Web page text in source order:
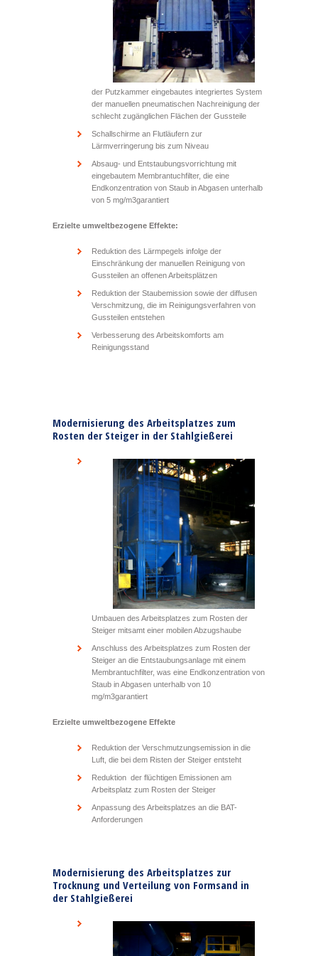
der Putzkammer eingebautes integriertes System
der manuellen pneumatischen Nachreinigung der
schlecht zugänglichen Flächen der Gussteile
Schallschirme an Flutläufern zur
Lärmverringerung bis zum Niveau
Absaug- und Entstaubungsvorrichtung mit
eingebautem Membrantuchfilter, die eine
Endkonzentration von Staub in Abgasen unterhalb
von 5 mg/m3garantiert
Erzielte umweltbezogene Effekte:
Reduktion des Lärmpegels infolge der
Einschränkung der manuellen Reinigung von
Gussteilen an offenen Arbeitsplätzen
Reduktion der Staubemission sowie der diffusen
Verschmitzung, die im Reinigungsverfahren von
Gussteilen entstehen
Verbesserung des Arbeitskomforts am
Reinigungsstand
Modernisierung des Arbeitsplatzes zum
Rosten der Steiger in der Stahlgießerei
Umbauen des Arbeitsplatzes zum Rosten der
Steiger mitsamt einer mobilen Abzugshaube
Anschluss des Arbeitsplatzes zum Rosten der
Steiger an die Entstaubungsanlage mit einem
Membrantuchfilter, was eine Endkonzentration von
Staub in Abgasen unterhalb von 10
mg/m3garantiert
Erzielte umweltbezogene Effekte
Reduktion der Verschmutzungsemission in die
Luft, die bei dem Risten der Steiger entsteht
Reduktion der flüchtigen Emissionen am
Arbeitsplatz zum Rosten der Steiger
Anpassung des Arbeitsplatzes an die BAT-
Anforderungen
Modernisierung des Arbeitsplatzes zur
Trocknung und Verteilung von Formsand in
der Stahlgießerei